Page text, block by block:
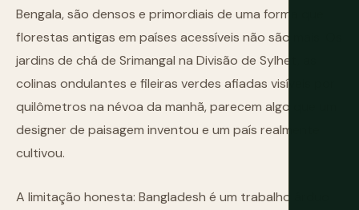
Bengala, são densos e primordiais de uma forma que
florestas antigas em países acessíveis não são mais. Os
jardins de chá de Srimangal na Divisão de Sylhet, as
colinas ondulantes e fileiras verdes afiadas visíveis por
quilômetros na névoa da manhã, parecem algo que um
designer de paisagem inventou e um país realmente
cultivou.
A limitação honesta: Bangladesh é um trabalho árduo